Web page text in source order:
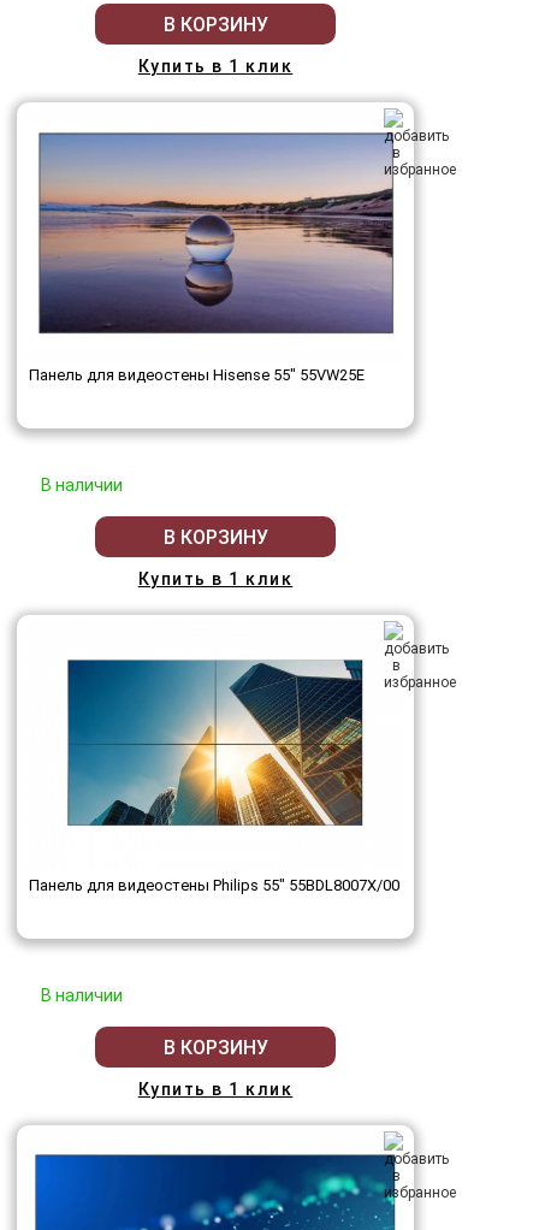
В КОРЗИНУ
Купить в 1 клик
Панель для видеостены Hisense 55" 55VW25E
В наличии
В КОРЗИНУ
Купить в 1 клик
Панель для видеостены Philips 55" 55BDL8007X/00
В наличии
В КОРЗИНУ
Купить в 1 клик